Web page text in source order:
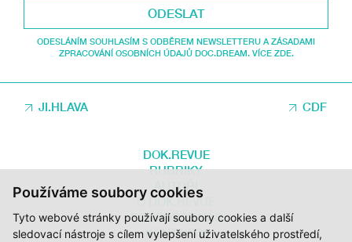
Používáme soubory cookies
Tyto webové stránky používají soubory cookies a další
sledovací nástroje s cílem vylepšení uživatelského prostředí,
ODESLAT
ODESLÁNÍM SOUHLASÍM S ODBĚREM NEWSLETTERU A ZÁSADAMI
ZPRACOVÁNÍ OSOBNÍCH ÚDAJŮ DOC.DREAM. VÍCE ZDE.
JI.HLAVA CDF
DOK.REVUE
RUBRIKY
AUTOŘI
O DOK.REVUE
PODPOŘTE NÁS
KONTAKTY